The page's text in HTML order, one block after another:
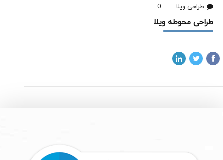
طراحی ویلا 0
طراحی محوطه ویلا